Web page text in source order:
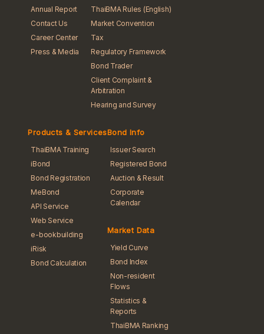
Annual Report
Contact Us
Career Center
Press & Media
ThaiBMA Rules (English)
Market Convention
Tax
Regulatory Framework
Bond Trader
Client Complaint &
Arbitration
Hearing and Survey
Products & Services
ThaiBMA Training
iBond
Bond Registration
MeBond
API Service
Web Service
e-bookbuilding
iRisk
Bond Calculation
Bond Info
Issuer Search
Registered Bond
Auction & Result
Corporate
Calendar
Market Data
Yield Curve
Bond Index
Non-resident
Flows
Statistics &
Reports
ThaiBMA Ranking